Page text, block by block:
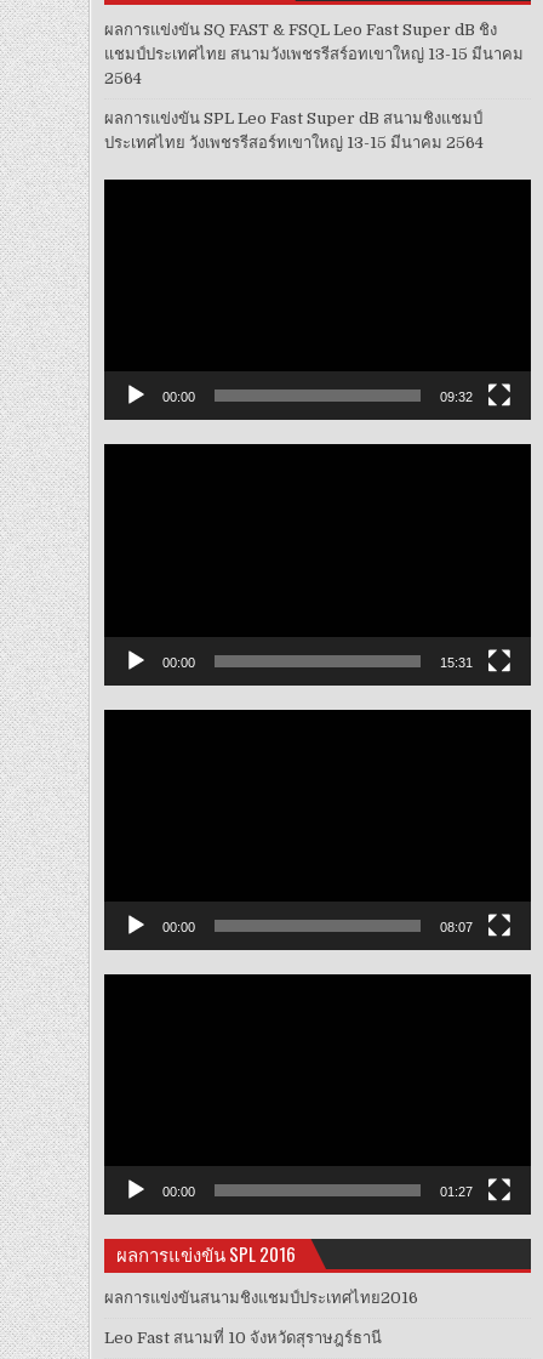
ผลการแข่งขัน SQ FAST & FSQL Leo Fast Super dB ชิง
แชมป์ประเทศไทย สนามวังเพชรรีสร์อทเขาใหญ่ 13-15 มีนาคม
2564
ผลการแข่งขัน SPL Leo Fast Super dB สนามชิงแชมป์
ประเทศไทย วังเพชรรีสอร์ทเขาใหญ่ 13-15 มีนาคม 2564
00:00 09:32
00:00 15:31
00:00 08:07
00:00 01:27
ผลการแข่งขัน SPL 2016
ผลการแข่งขันสนามชิงแชมป์ประเทศไทย2016
Leo Fast สนามที่ 10 จังหวัดสุราษฎร์ธานี